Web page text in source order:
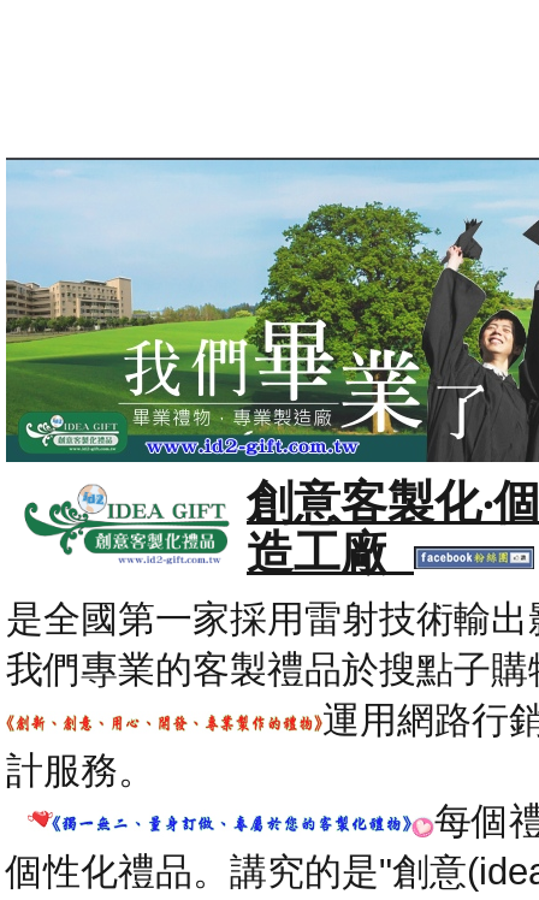
創意客製化‧
造工廠
是全國第一家採用雷射技術輸
我們專業的客製禮品於搜點子
運用網路行
計服務。
每個
個性化禮品。講究的是"創意